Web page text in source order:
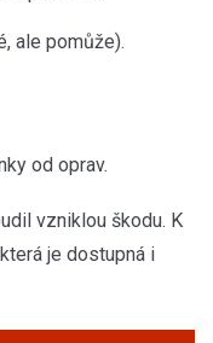
ale pomůže).
od oprav.
vzniklou škodu. K
je dostupná i